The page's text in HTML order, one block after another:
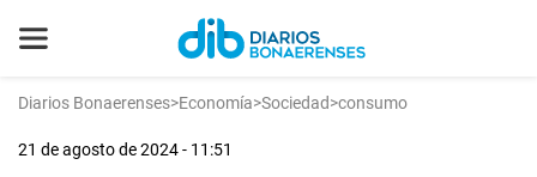
Diarios Bonaerenses>Economía>Sociedad>consumo
21 de agosto de 2024 - 11:51